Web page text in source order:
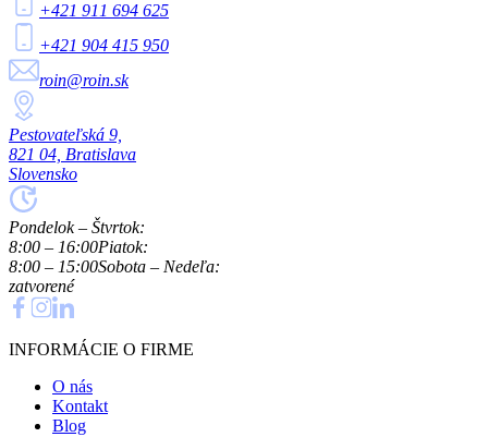
+421 911 694 625
+421 904 415 950
roin@roin.sk
Pestovateľská 9,
821 04, Bratislava
Slovensko
Pondelok – Štvrtok:
8:00 – 16:00Piatok:
8:00 – 15:00Sobota – Nedeľa:
zatvorené
INFORMÁCIE O FIRME
O nás
Kontakt
Blog